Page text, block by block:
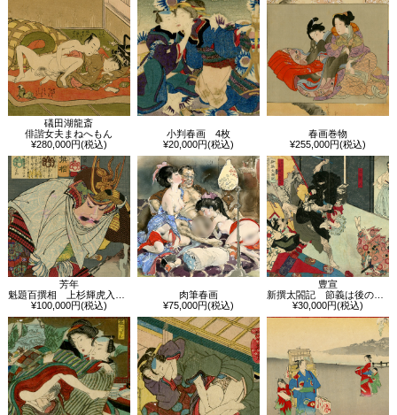
礒田湖龍斎
俳諧女夫まねへもん
¥280,000円(税込)
小判春画 4枚
¥20,000円(税込)
春画巻物
¥255,000円(税込)
芳年
魁題百撰相 上杉輝虎入道謙信
¥100,000円(税込)
肉筆春画
¥75,000円(税込)
豊宣
新撰太閤記 節義は後の栄を顕す 織田信長
¥30,000円(税込)